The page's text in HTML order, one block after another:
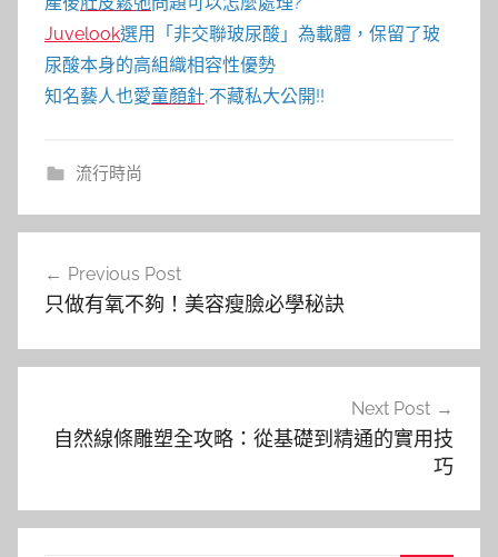
Juvelook選用「非交聯玻尿酸」為載體，保留了玻
尿酸本身的高組織相容性優勢
知名藝人也愛童顏針,不藏私大公開!!
流行時尚
覽
Previous Post
只做有氧不夠！美容瘦臉必學秘訣
Next Post
自然線條雕塑全攻略：從基礎到精通的實用技
巧